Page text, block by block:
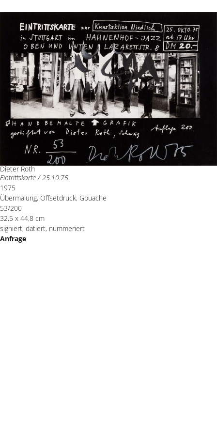
Dieter Roth
Eintrittskarte / 25.10.75
1975
Übermalung, Offsetdruck, Gouache
53/200
32,5 x 44,8 cm
signiert, datiert, nummeriert
Anfrage